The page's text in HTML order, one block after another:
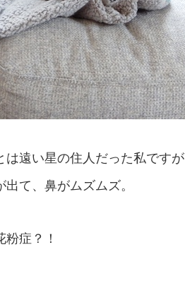
は遠い星の住人だった私です
て、鼻がムズムズ。
症？！